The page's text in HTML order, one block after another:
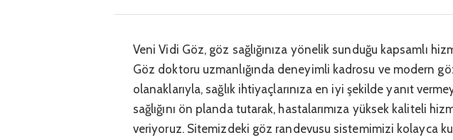
Veni Vidi Göz, göz sağlığınıza yönelik sunduğu kapsamlı
Göz doktoru uzmanlığında deneyimli kadrosu ve modern
olanaklarıyla, sağlık ihtiyaçlarınıza en iyi şekilde yanıt
sağlığını ön planda tutarak, hastalarımıza yüksek kaliteli
veriyoruz. Sitemizdeki göz randevusu sistemimizi kolayca